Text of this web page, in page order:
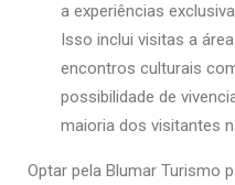
a experiências
Isso inclui visitas a
encontros culturais
possibilidade de
maioria dos visitantes
Optar pela Blumar Turismo